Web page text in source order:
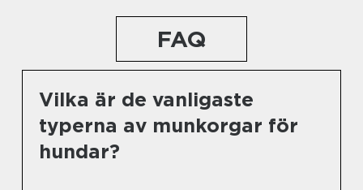
FAQ
Vilka är de vanligaste
typerna av munkorgar för
hundar?